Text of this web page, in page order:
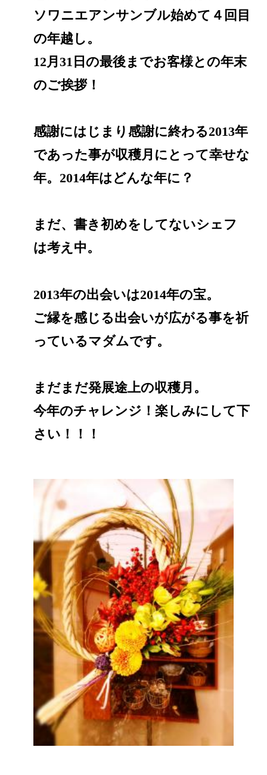
ソワニエアンサンブル始めて４回目
の年越し。
12月31日の最後までお客様との年末
のご挨拶！
感謝にはじまり感謝に終わる2013年
であった事が収穫月にとって幸せな
年。2014年はどんな年に？
まだ、書き初めをしてないシェフ
は考え中。
2013年の出会いは2014年の宝。
ご縁を感じる出会いが広がる事を祈
っているマダムです。
まだまだ発展途上の収穫月。
今年のチャレンジ！楽しみにして下
さい！！！